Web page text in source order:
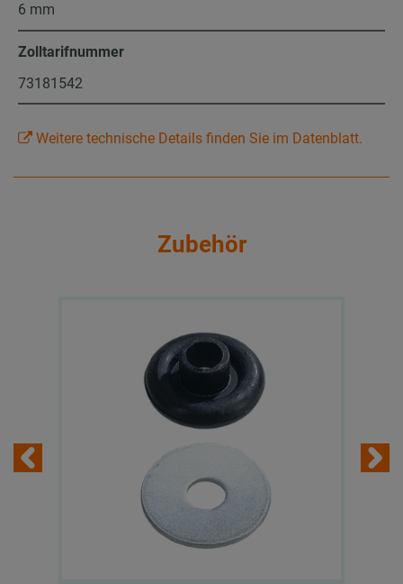
6 mm
Zolltarifnummer
73181542
Weitere technische Details finden Sie im Datenblatt.
Zubehör